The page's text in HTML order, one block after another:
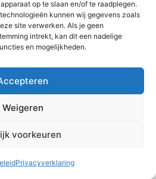
op te slaan en/of te raadplegen.
kunnen wij gegevens zoals
site verwerken. Als je geen
intrekt, kan dit een nadelige
en mogelijkheden.
Weigeren
voorkeuren
Privacyverklaring
AlleNamen.nl